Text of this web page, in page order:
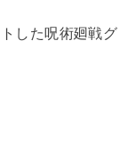
した呪術廻戦グ